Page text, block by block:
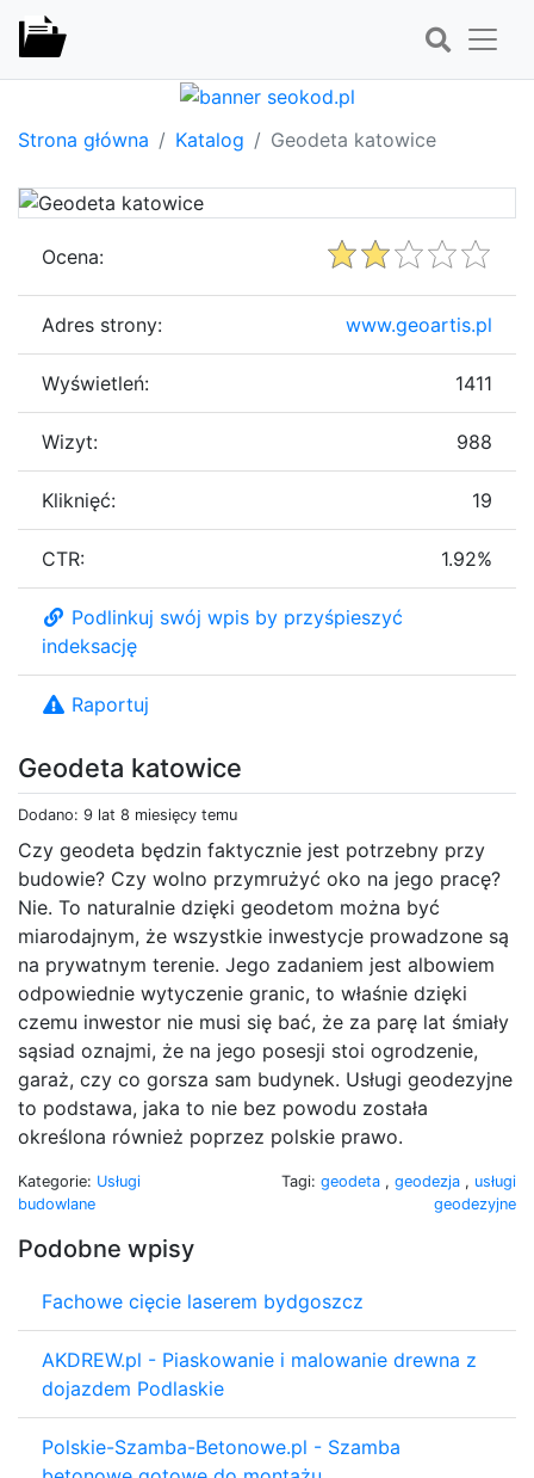
Strona główna Katalog Geodeta katowice
Geodeta katowice
Dodano: 9 lat 8 miesięcy temu
Czy geodeta będzin faktycznie jest potrzebny przy
budowie? Czy wolno przymrużyć oko na jego pracę?
Nie. To naturalnie dzięki geodetom można być
miarodajnym, że wszystkie inwestycje prowadzone są
na prywatnym terenie. Jego zadaniem jest albowiem
odpowiednie wytyczenie granic, to właśnie dzięki
czemu inwestor nie musi się bać, że za parę lat śmiały
sąsiad oznajmi, że na jego posesji stoi ogrodzenie,
garaż, czy co gorsza sam budynek. Usługi geodezyjne
to podstawa, jaka to nie bez powodu została
określona również poprzez polskie prawo.
Kategorie: Usługi
budowlane
Tagi: geodeta , geodezja , usługi
geodezyjne
Podobne wpisy
Fachowe cięcie laserem bydgoszcz
AKDREW.pl - Piaskowanie i malowanie drewna z
dojazdem Podlaskie
Polskie-Szamba-Betonowe.pl - Szamba
Ocena:
Adres strony: www.geoartis.pl
Wyświetleń: 1411
Wizyt: 988
Kliknięć: 19
CTR: 1.92%
Podlinkuj swój wpis by przyśpieszyć
indeksację
Raportuj